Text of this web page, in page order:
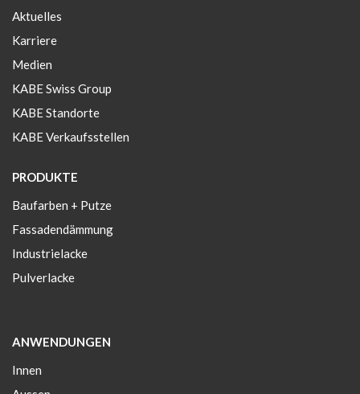
Aktuelles
Karriere
Medien
KABE Swiss Group
KABE Standorte
KABE Verkaufsstellen
PRODUKTE
Baufarben + Putze
Fassadendämmung
Industrielacke
Pulverlacke
ANWENDUNGEN
Innen